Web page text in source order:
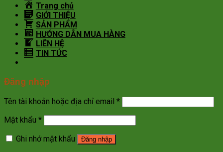
Trang chủ
GIỚI THIỆU
SẢN PHẨM
HƯỚNG DẪN MUA HÀNG
LIÊN HỆ
TIN TỨC
Đăng nhập
Tên tài khoản hoặc địa chỉ email *
Mật khẩu *
Ghi nhớ mật khẩu
Đăng nhập